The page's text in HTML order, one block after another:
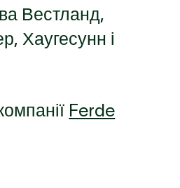
Вестланд,
Хаугесунн і
Ferde